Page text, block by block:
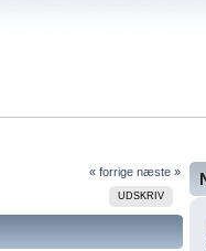
« forrige næste »
UDSKRIV